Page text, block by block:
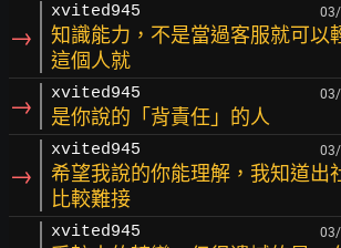
→
xvited945
知識能力，不是當過客服就可以
這個人就
→ xvited945
是你說的「背責任」的人
→
xvited945
希望我說的你能理解，我知道出
比較難接
xvited945